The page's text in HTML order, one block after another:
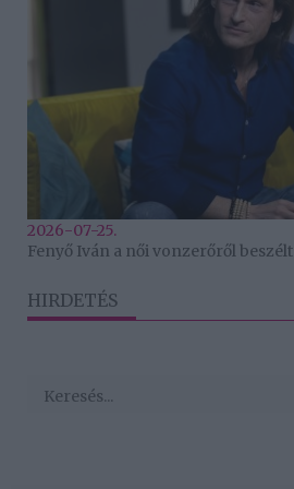
2026-07-25.
Fenyő Iván a női vonzerőről beszélt
HIRDETÉS